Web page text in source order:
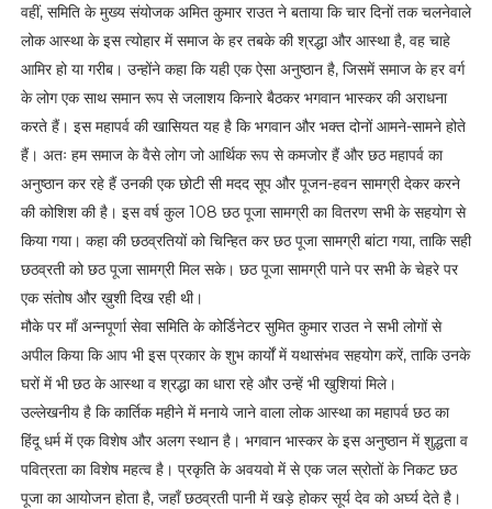
वहीं, समिति के मुख्य संयोजक अमित कुमार राउत ने बताया कि चार दिनों तक चलनेवाले
लोक आस्था के इस त्योहार में समाज के हर तबके की श्रद्धा और आस्था है, वह चाहे
आमिर हो या गरीब। उन्होंने कहा कि यही एक ऐसा अनुष्ठान है, जिसमें समाज के हर वर्ग
के लोग एक साथ समान रूप से जलाशय किनारे बैठकर भगवान भास्कर की अराधना
करते हैं। इस महापर्व की खासियत यह है कि भगवान और भक्त दोनों आमने-सामने होते
हैं। अतः हम समाज के वैसे लोग जो आर्थिक रूप से कमजोर हैं और छठ महापर्व का
अनुष्ठान कर रहे हैं उनकी एक छोटी सी मदद सूप और पूजन-हवन सामग्री देकर करने
की कोशिश की है। इस वर्ष कुल 108 छठ पूजा सामग्री का वितरण सभी के सहयोग से
किया गया। कहा की छठव्रतियों को चिन्हित कर छठ पूजा सामग्री बांटा गया, ताकि सही
छठव्रती को छठ पूजा सामग्री मिल सके। छठ पूजा सामग्री पाने पर सभी के चेहरे पर
एक संतोष और ख़ुशी दिख रही थी।
मौके पर माँ अन्नपूर्णा सेवा समिति के कोर्डिनेटर सुमित कुमार राउत ने सभी लोगों से
अपील किया कि आप भी इस प्रकार के शुभ कार्यों में यथासंभव सहयोग करें, ताकि उनके
घरों में भी छठ के आस्था व श्रद्धा का धारा रहे और उन्हें भी खुशियां मिले।
उल्लेखनीय है कि कार्तिक महीने में मनाये जाने वाला लोक आस्था का महापर्व छठ का
हिंदू धर्म में एक विशेष और अलग स्थान है। भगवान भास्कर के इस अनुष्ठान में शुद्धता व
पवित्रता का विशेष महत्व है। प्रकृति के अवयवो में से एक जल स्रोतों के निकट छठ
पूजा का आयोजन होता है, जहाँ छठव्रती पानी में खड़े होकर सूर्य देव को अर्घ्य देते है।